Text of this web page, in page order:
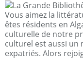
Vous aimez la
êtes résidents en
culturelle de notre
culturel est aussi
expatriés. Alors